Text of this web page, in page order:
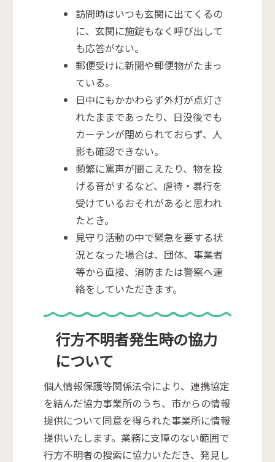
訪問時はいつも玄関に出てくるの
に、玄関に施錠もなく呼び出して
も応答がない。
郵便受けに新聞や郵便物がたまっ
ている。
日中にもかかわらず外灯が点灯さ
れたままであったり、日没後でも
カーテンが閉められておらず、人
影も確認できない。
頻繁に罵声が聞こえたり、物を投
げる音がするなど、虐待・暴行を
受けているおそれがあると思われ
たとき。
見守り活動の中で緊急を要する状
況となった場合は、団体、事業者
等から直接、消防または警察へ連
絡をしていただきます。
行方不明者発生時の協力
について
個人情報保護等関係法令により、連携協定
を結んだ協力事業所のうち、市からの情報
提供について同意を得られた事業所に情報
提供いたします。業務に支障のない範囲で
行方不明者の捜索に協力いただき、発見し